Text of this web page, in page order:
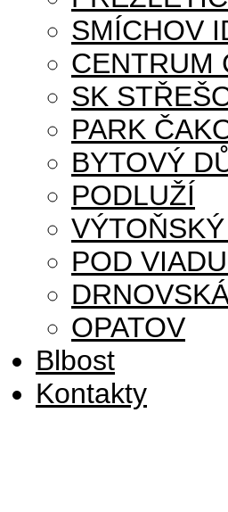
SMÍCHOV
CENTRUM
SK
PARK
BYTOVÝ
PODLUŽÍ
POD
OPATOV
Blbost
Kontakty